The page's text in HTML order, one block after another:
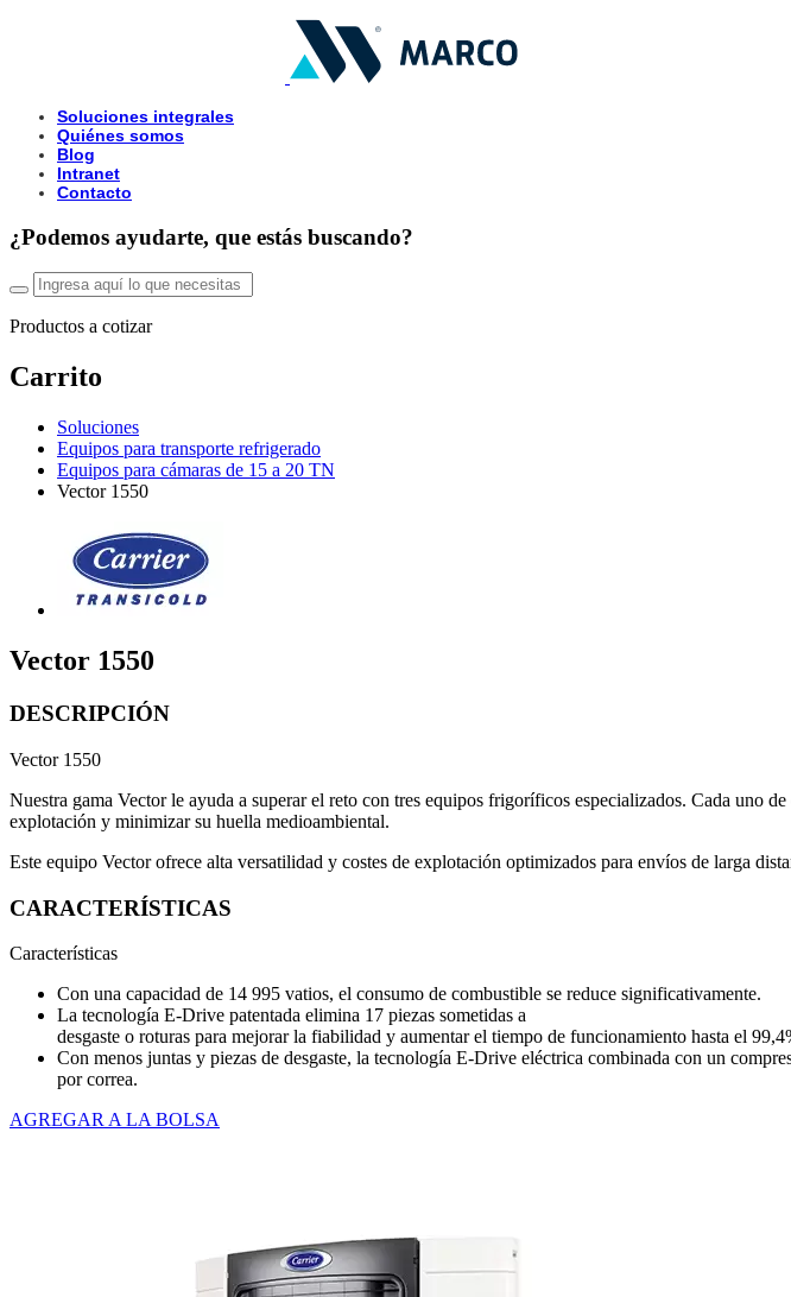
Soluciones integrales
Quiénes somos
Blog
Intranet
Contacto
¿Podemos ayudarte, que estás buscando?
Productos a cotizar
Carrito
Soluciones
Equipos para transporte refrigerado
Equipos para cámaras de 15 a 20 TN
Vector 1550
Vector 1550
DESCRIPCIÓN
Vector 1550
Nuestra gama Vector le ayuda a superar el reto con tres equipos frigoríficos especializados. Cada uno
explotación y minimizar su huella medioambiental.
Este equipo Vector ofrece alta versatilidad y costes de explotación optimizados para envíos de larga
CARACTERÍSTICAS
Características
Con una capacidad de 14 995 vatios, el consumo de combustible se reduce significativamente.
La tecnología E-Drive patentada elimina 17 piezas sometidas a
desgaste o roturas para mejorar la fiabilidad y aumentar el tiempo de funcionamiento hasta el
Con menos juntas y piezas de desgaste, la tecnología E-Drive eléctrica combinada con un
por correa.
AGREGAR A LA BOLSA